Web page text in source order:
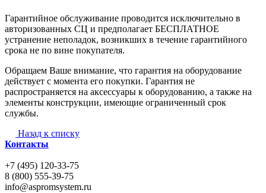
Гарантийное обслуживание проводится исключительно в
авторизованных СЦ и предполагает БЕСПЛАТНОЕ
устранение неполадок, возникших в течение гарантийного
срока не по вине покупателя.
Обращаем Ваше внимание, что гарантия на оборудование
действует с момента его покупки. Гарантия не
распространяется на аксессуары к оборудованию, а также на
элементы конструкции, имеющие ограниченный срок
службы.
Назад к списку
Контакты
+7 (495) 120-33-75
8 (800) 555-39-75
info@aspromsystem.ru